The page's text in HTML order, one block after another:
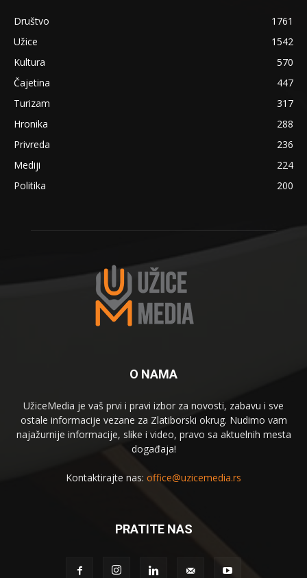
Društvo
1761
Užice
1542
Kultura
570
Čajetina
447
Turizam
317
Hronika
288
Privreda
236
Mediji
224
Politika
200
O NAMA
UžiceMedia je vaš prvi i pravi izbor za novosti, zabavu i sve
ostale informacije vezane za Zlatiborski okrug. Nudimo vam
najažurnije informacije, slike i video, pravo sa aktuelnih mesta
događaja!
Kontaktirajte nas: office@uzicemedia.rs
PRATITE NAS